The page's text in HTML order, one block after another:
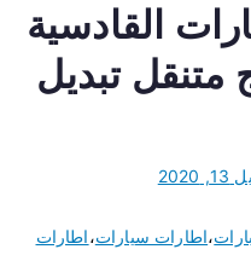
القادسية
كراج متنقل تبديل
2020
،اطارات سيارات،اطارات